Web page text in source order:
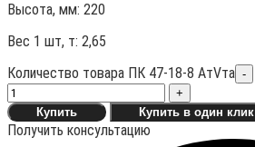
Высота, мм: 220
Вес 1 шт, т: 2,65
Количество товара ПК 47-18-8 АтVта -
+
Купить
Купить в один клик
Получить консультацию